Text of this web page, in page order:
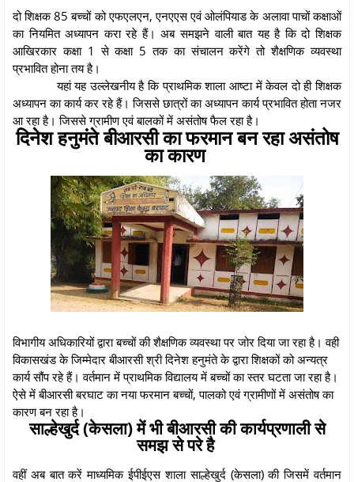
दो शिक्षक 85 बच्चों को एफएलएन, एनएएस एवं ओलंपियाड के अलावा पाचों कक्षाओं
का नियमित अध्यापन करा रहे हैं। अब समझने वाली बात यह है कि दो शिक्षक
आखिरकार कक्षा 1 से कक्षा 5 तक का संचालन करेंगे तो शैक्षणिक व्यवस्था
प्रभावित होना तय है।
यहां यह उल्लेखनीय है कि प्राथमिक शाला आष्टा में केवल दो ही शिक्षक
अध्यापन का कार्य कर रहे हैं। जिससे छात्रों का अध्यापन कार्य प्रभावित होता नजर
आ रहा है। जिससे ग्रामीण एवं बालकों में असंतोष फैल रहा है।
दिनेश हनुमंते बीआरसी का फरमान बन रहा असंतोष
का कारण
विभागीय अधिकारियों द्वारा बच्चों की शैक्षणिक व्यवस्था पर जोर दिया जा रहा है। वही
विकासखंड के जिम्मेदार बीआरसी श्री दिनेश हनुमंते के द्वारा शिक्षकों को अन्यत्र
कार्य सौंप रहे हैं। वर्तमान में प्राथमिक विद्यालय में बच्चों का स्तर घटता जा रहा है।
ऐसे में बीआरसी बरघाट का नया फरमान बच्चों, पालको एवं ग्रामीणों में असंतोष का
कारण बन रहा है।
साल्हेखुर्द (केसला) में भी बीआरसी की कार्यप्रणाली से
समझ से परे है
वहीं अब बात करें माध्यमिक ईपीईएस शाला साल्हेखुर्द (केसला) की जिसमें वर्तमान